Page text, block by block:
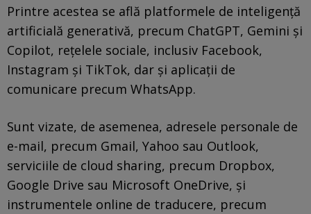
Printre acestea se află platformele de inteligență
artificială generativă, precum ChatGPT, Gemini și
Copilot, rețelele sociale, inclusiv Facebook,
Instagram și TikTok, dar și aplicații de
comunicare precum WhatsApp.
Sunt vizate, de asemenea, adresele personale de
e-mail, precum Gmail, Yahoo sau Outlook,
serviciile de cloud sharing, precum Dropbox,
Google Drive sau Microsoft OneDrive, și
instrumentele online de traducere, precum